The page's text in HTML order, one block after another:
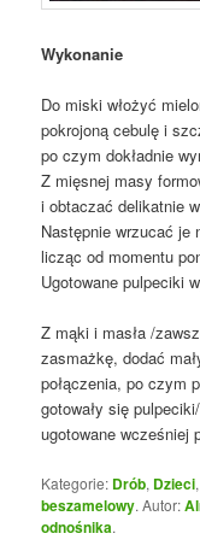
Wykonanie
Do miski włożyć
pokrojoną cebulę i
po czym dokładnie
Z mięsnej masy
i obtaczać delikatnie
Następnie wrzucać je
licząc od momentu
Ugotowane pulpeciki
Z mąki i masła /
zasmażkę, dodać
połączenia, po czym
gotowały się
ugotowane wcześniej
Kategorie: Drób, Dzieci,
beszamelowy. Autor:
odnośnika.